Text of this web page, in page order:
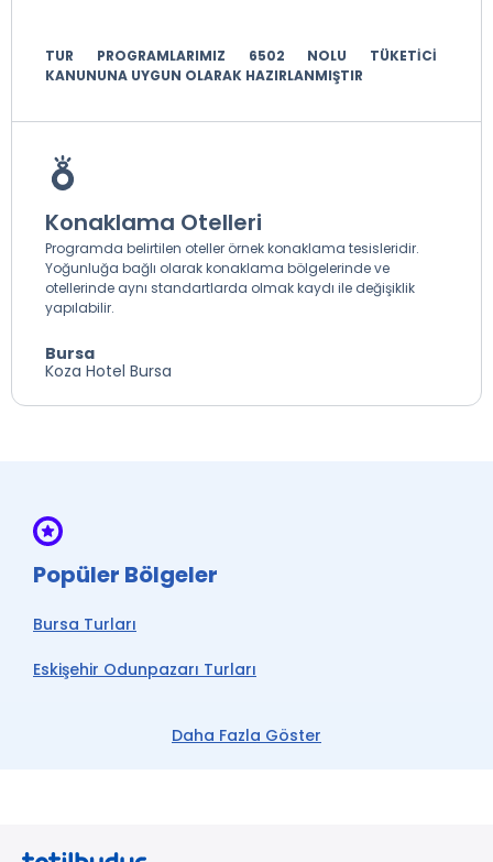
TUR PROGRAMLARIMIZ 6502 NOLU TÜKETİCİ
KANUNUNA UYGUN OLARAK HAZIRLANMIŞTIR
Konaklama Otelleri
Programda belirtilen oteller örnek konaklama tesisleridir.
Yoğunluğa bağlı olarak konaklama bölgelerinde ve
otellerinde aynı standartlarda olmak kaydı ile değişiklik
yapılabilir.
Bursa
Koza Hotel Bursa
Daha Fazla Göster
Popüler Bölgeler
Bursa Turları
Eskişehir Odunpazarı Turları
Eskişehir Turları